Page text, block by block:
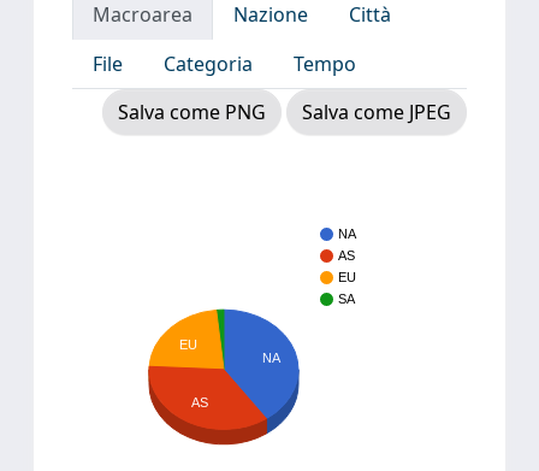
Macroarea Nazione
Città
File
Categoria
Tempo
Salva come PNG
Salva come JPEG
NA
AS
EU
SA
NA
EU
AS